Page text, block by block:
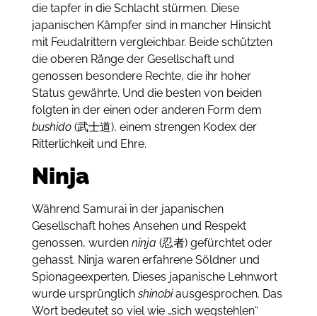
die tapfer in die Schlacht stürmen. Diese
japanischen Kämpfer sind in mancher Hinsicht
mit Feudalrittern vergleichbar. Beide schützten
die oberen Ränge der Gesellschaft und
genossen besondere Rechte, die ihr hoher
Status gewährte. Und die besten von beiden
folgten in der einen oder anderen Form dem
bushido(武士道), einem strengen Kodex der
Ritterlichkeit und Ehre.
Ninja
Während Samurai in der japanischen
Gesellschaft hohes Ansehen und Respekt
genossen, wurden ninja (忍者) gefürchtet oder
gehasst. Ninja waren erfahrene Söldner und
Spionageexperten. Dieses japanische Lehnwort
wurde ursprünglichshinobiausgesprochen. Das
Wort bedeutet so viel wie „sich wegstehlen“